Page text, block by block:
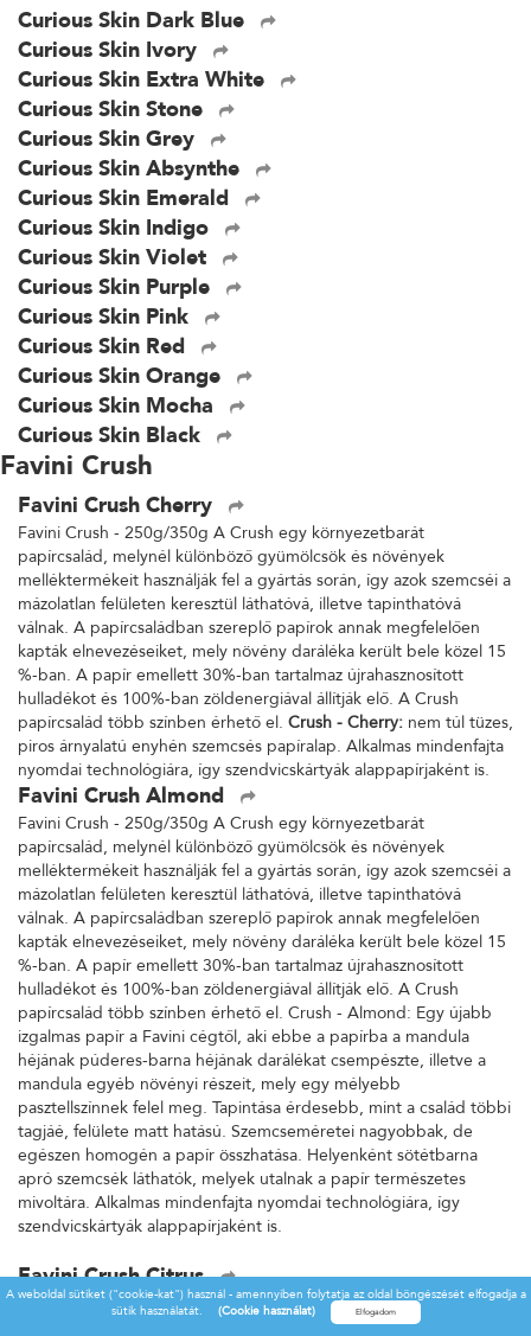
Curious Skin Dark Blue
Curious Skin Ivory
Curious Skin Extra White
Curious Skin Stone
Curious Skin Grey
Curious Skin Absynthe
Curious Skin Emerald
Curious Skin Indigo
Curious Skin Violet
Curious Skin Purple
Curious Skin Pink
Curious Skin Red
Curious Skin Orange
Curious Skin Mocha
Curious Skin Black
Favini Crush
Favini Crush Cherry
Favini Crush - 250g/350g A Crush egy környezetbarát
papírcsalád, melynél különböző gyümölcsök és növények
melléktermékeit használják fel a gyártás során, így azok szemcséi a
mázolatlan felületen keresztül láthatóvá, illetve tapinthatóvá
válnak. A papírcsaládban szereplő papírok annak megfelelően
kapták elnevezéseiket, mely növény daráléka került bele közel 15
%-ban. A papír emellett 30%-ban tartalmaz újrahasznosított
hulladékot és 100%-ban zöldenergiával állítják elő. A Crush
papírcsalád több színben érhető el. Crush - Cherry: nem túl tüzes,
piros árnyalatú enyhén szemcsés papíralap. Alkalmas mindenfajta
nyomdai technológiára, így szendvicskártyák alappapírjaként is.
Favini Crush Almond
Favini Crush - 250g/350g A Crush egy környezetbarát
papírcsalád, melynél különböző gyümölcsök és növények
melléktermékeit használják fel a gyártás során, így azok szemcséi a
mázolatlan felületen keresztül láthatóvá, illetve tapinthatóvá
válnak. A papírcsaládban szereplő papírok annak megfelelően
kapták elnevezéseiket, mely növény daráléka került bele közel 15
%-ban. A papír emellett 30%-ban tartalmaz újrahasznosított
hulladékot és 100%-ban zöldenergiával állítják elő. A Crush
papírcsalád több színben érhető el. Crush - Almond: Egy újabb
izgalmas papír a Favini cégtől, aki ebbe a papírba a mandula
héjának púderes-barna héjának darálékat csempészte, illetve a
mandula egyéb növényi részeit, mely egy mélyebb
pasztellszínnek felel meg. Tapintása érdesebb, mint a család többi
tagjáé, felülete matt hatású. Szemcseméretei nagyobbak, de
egészen homogén a papír összhatása. Helyenként sötétbarna
apró szemcsék láthatók, melyek utalnak a papír természetes
mivoltára. Alkalmas mindenfajta nyomdai technológiára, így
szendvicskártyák alappapírjaként is.
Favini Crush Citrus
Favini Crush - 250g/350g A Crush egy környezetbarát
papírcsalád, melynél különböző gyümölcsök és növények
A weboldal sütiket ("cookie-kat") használ - amennyiben folytatja az oldal böngészését elfogadja a
sütik használatát.
(Cookie használat)